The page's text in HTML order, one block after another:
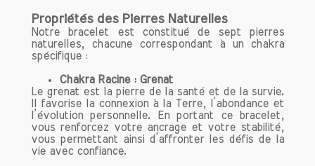
à apaiser les inflammations et à
favoriser la régénération cellulaire, ce
qui en fait un excellent choix pour ceux
qui luttent contre des problèmes
cutanés.
2. Apaisement des Émotions
Dans notre vie moderne, le stress et
l'anxiété sont omniprésents.
L'aventurine se distingue par ses
Propriétés des Pierres Naturelles
Notre bracelet est constitué de sept pierres
naturelles, chacune correspondant à un chakra
spécifique :
Chakra Racine : Grenat
Le grenat est la pierre de la santé et de la survie.
Il favorise la connexion à la Terre, l’abondance et
l’évolution personnelle. En portant ce bracelet,
vous renforcez votre ancrage et votre stabilité,
vous permettant ainsi d’affronter les défis de la
vie avec confiance.